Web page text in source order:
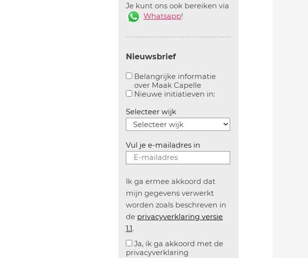
Je kunt ons ook bereiken via
Whatsapp!
Nieuwsbrief
Belangrijke informatie
over Maak Capelle
Aanvinken om belangrijke informatie over
Nieuwe initiatieven in:Aanvinken om
Selecteer wijk
Vul je e-mailadres in
Ik ga ermee akkoord dat
mijn gegevens verwerkt
worden zoals beschreven in
de privacyverklaring versie
1.1.
Ja, ik ga akkoord met de
privacyverklaring